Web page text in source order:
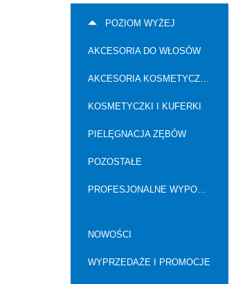
POZIOM WYŻEJ
AKCESORIA DO WŁOSÓW
AKCESORIA KOSMETYCZNE
KOSMETYCZKI I KUFERKI
PIELĘGNACJA ZĘBÓW
POZOSTAŁE
PROFESJONALNE WYPOSAŻENIE SALONÓW
NOWOŚCI
WYPRZEDAŻE I PROMOCJE